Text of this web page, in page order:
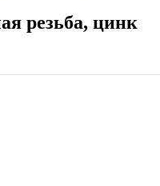
резьба, цинк